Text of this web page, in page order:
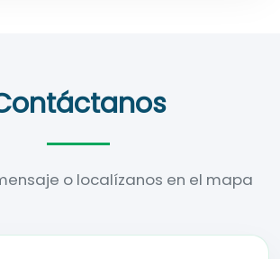
o localízanos en el mapa